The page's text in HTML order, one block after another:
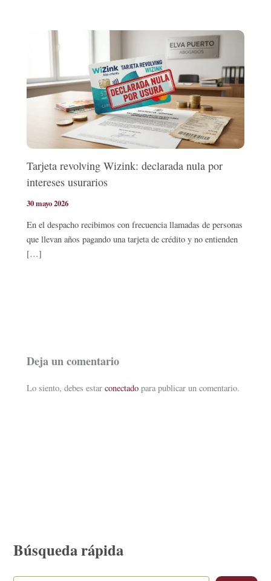
Tarjeta revolving Wizink: declarada nula por
intereses usurarios
30 mayo 2026
En el despacho recibimos con frecuencia llamadas de personas
que llevan años pagando una tarjeta de crédito y no entienden
[…]
Deja un comentario
Lo siento, debes estarconectado para publicar un comentario.
Búsqueda rápida